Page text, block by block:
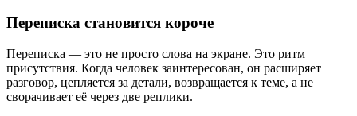
Переписка становится короче
Переписка — это не просто слова на экране. Это ритм
присутствия. Когда человек заинтересован, он расширяет
разговор, цепляется за детали, возвращается к теме, а не
сворачивает её через две реплики.